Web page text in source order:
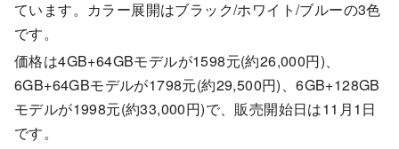
ています。カラー展開はブラック/ホワイト/ブルーの3色
です。
価格は4GB+64GBモデルが1598元(約26,000円)、
6GB+64GBモデルが1798元(約29,500円)、6GB+128GB
モデルが1998元(約33,000円)で、販売開始日は11月1日
です。